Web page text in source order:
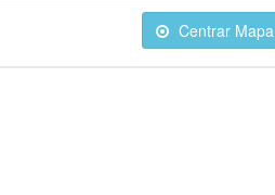
Centrar Mapa